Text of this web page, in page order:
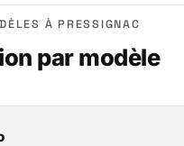
À PRESSIGNAC
par modèle